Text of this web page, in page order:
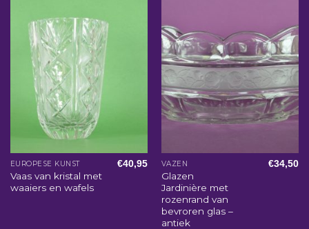
EUROPESE KUNST
Vaas van kristal met
waaiers en wafels
€40,95 VAZEN
Glazen
Jardinière met
rozenrand van
bevroren glas –
antiek
€34,50